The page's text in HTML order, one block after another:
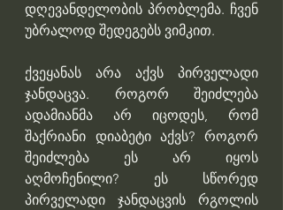
დღევანდელობის პრობლემა. ჩვენ
უბრალოდ შედეგებს ვიმკით.
ქვეყანას არა აქვს პირველადი
ჯანდაცვა. როგორ შეიძლება
ადამიანმა არ იცოდეს, რომ
შაქრიანი დიაბეტი აქვს? როგორ
შეიძლება ეს არ იყოს
აღმოჩენილი? ეს სწორედ
პირველადი ჯანდაცვის რგოლის